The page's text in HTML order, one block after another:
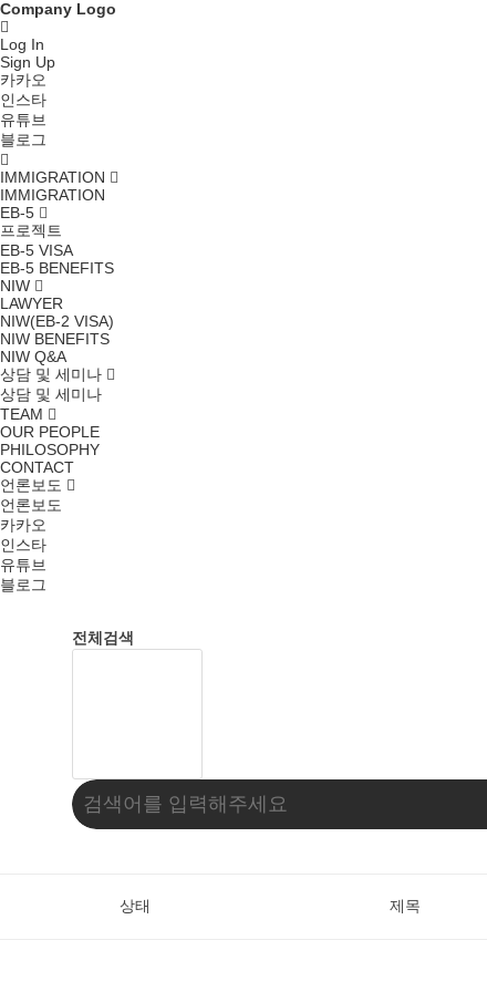
Company Logo
Log In
Sign Up
카카오
인스타
유튜브
블로그
IMMIGRATION
IMMIGRATION
EB-5
프로젝트
EB-5 VISA
EB-5 BENEFITS
NIW
LAWYER
NIW(EB-2 VISA)
NIW BENEFITS
NIW Q&A
상담 및 세미나
상담 및 세미나
TEAM
OUR PEOPLE
PHILOSOPHY
CONTACT
언론보도
언론보도
카카오
인스타
유튜브
블로그
전체검색
상태 제목